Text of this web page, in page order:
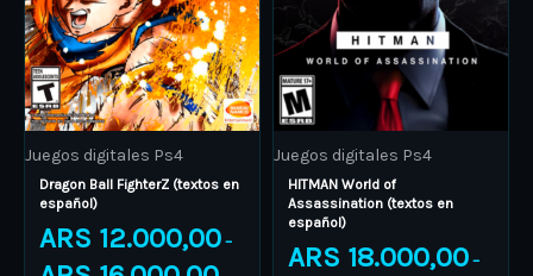
Juegos digitales Ps4
Dragon Ball FighterZ (textos en
español)
ARS 12.000,00 –
The
options
may
be
chosen
on
the
product
Juegos digitales Ps4
HITMAN World of
Assassination (textos en
español)
ARS 18.000,00 –
The
options
may
be
chosen
on
the
product